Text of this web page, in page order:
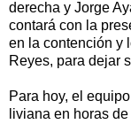
derecha y Jorge
contará con la
en la contención y
Reyes, para dejar
Para hoy, el
liviana en horas